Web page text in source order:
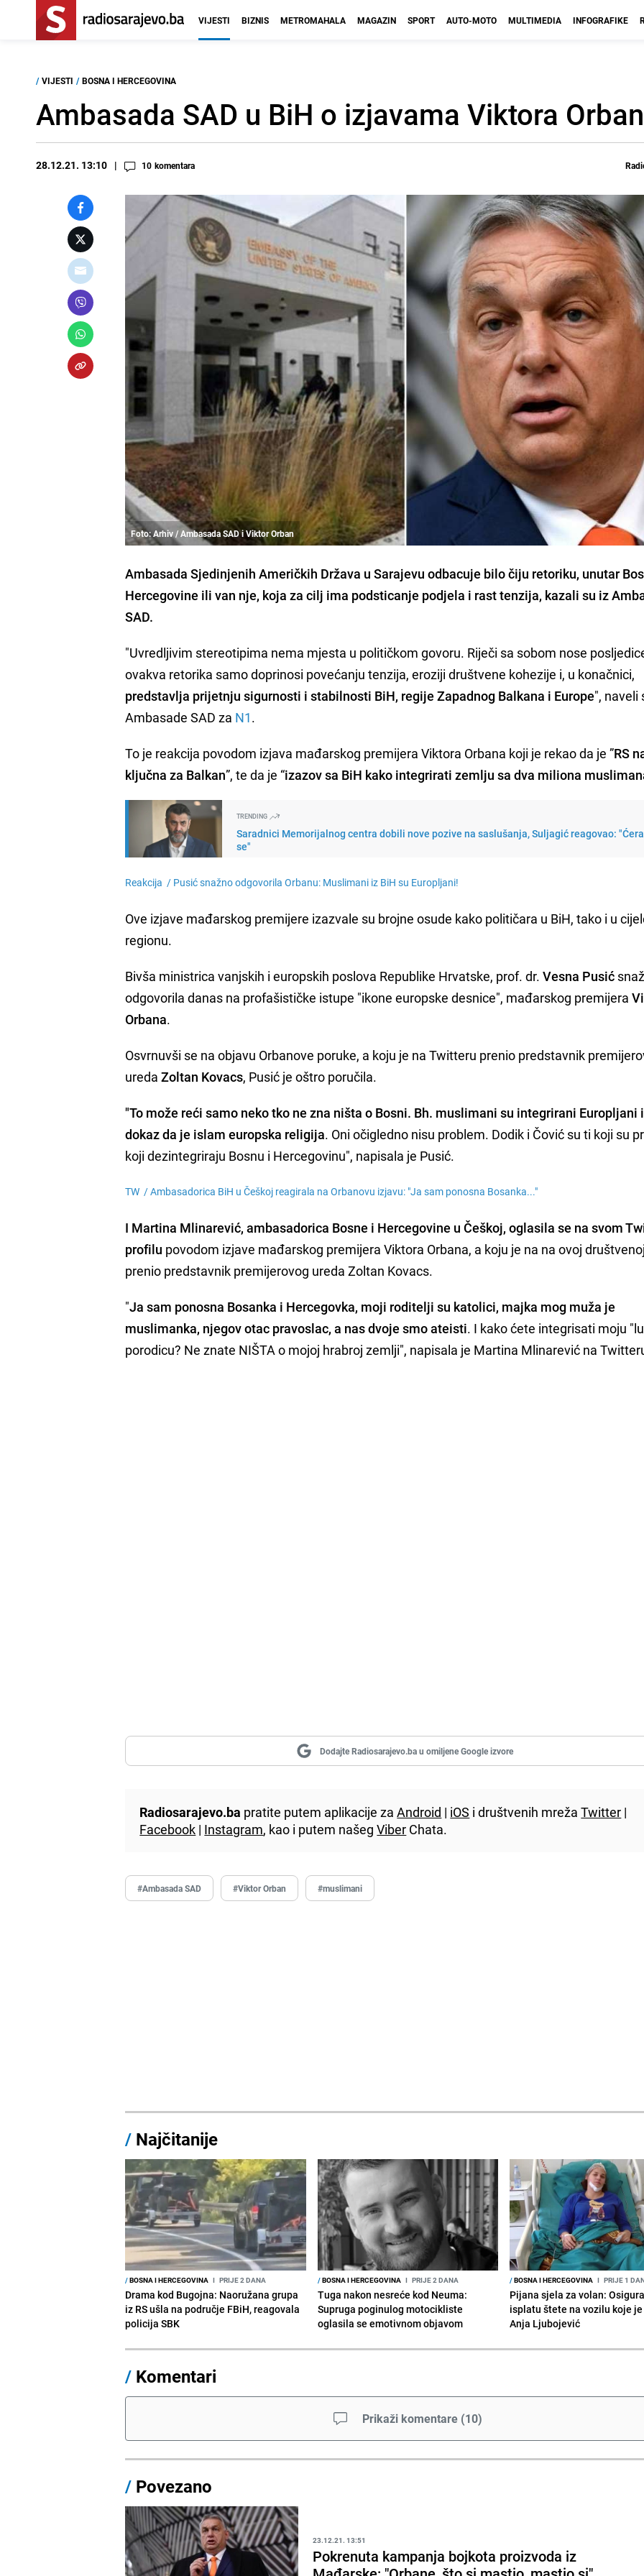
VIJESTI BIZNIS METROMAHALA MAGAZIN SPORT AUTO-MOTO MULTIMEDIA INFOGRAFIKE
/ VIJESTI / BOSNA I HERCEGOVINA
Ambasada SAD u BiH o izjavama Viktora
28.12.21. 13:10 10 komentara
Foto: Arhiv / Ambasada SAD i Viktor Orban
Ambasada Sjedinjenih Američkih Država u Sarajevu odbacuje bilo čiju retoriku, unutar
Hercegovine ili van nje, koja za cilj ima podsticanje podjela i rast tenzija, kazali su iz
SAD.
"Uvredljivim stereotipima nema mjesta u političkom govoru. Riječi sa sobom nose
ovakva retorika samo doprinosi povećanju tenzija, eroziji društvene kohezije i, u konačnici,
predstavlja prijetnju sigurnosti i stabilnosti BiH, regije Zapadnog Balkana i Europe", naveli
Ambasade SAD za N1.
To je reakcija povodom izjava mađarskog premijera Viktora Orbana koji je rekao da je ”RS
ključna za Balkan”, te da je “izazov sa BiH kako integrirati zemlju sa dva miliona
TRENDING
Saradnici Memorijalnog centra dobili nove pozive na saslušanja, Suljagić reagovao:
se"
Reakcija / Pusić snažno odgovorila Orbanu: Muslimani iz BiH su Europljani!
Ove izjave mađarskog premijere izazvale su brojne osude kako političara u BiH, tako i u
regionu.
Bivša ministrica vanjskih i europskih poslova Republike Hrvatske, prof. dr. Vesna Pusić
odgovorila danas na profašističke istupe "ikone europske desnice", mađarskog premijera
Orbana.
Osvrnuvši se na objavu Orbanove poruke, a koju je na Twitteru prenio predstavnik
ureda Zoltan Kovacs, Pusić je oštro poručila.
"To može reći samo neko tko ne zna ništa o Bosni. Bh. muslimani su integrirani Europljani
dokaz da je islam europska religija. Oni očigledno nisu problem. Dodik i Čović su ti koji su
koji dezintegriraju Bosnu i Hercegovinu", napisala je Pusić.
TW /Ambasadorica BiH u Češkoj reagirala na Orbanovu izjavu: "Ja sam ponosna Bosanka..."
I Martina Mlinarević, ambasadorica Bosne i Hercegovine u Češkoj, oglasila se na svom
profilu povodom izjave mađarskog premijera Viktora Orbana, a koju je na na ovoj
prenio predstavnik premijerovog ureda Zoltan Kovacs.
"Ja sam ponosna Bosanka i Hercegovka, moji roditelji su katolici, majka mog muža je
muslimanka, njegov otac pravoslac, a nas dvoje smo ateisti. I kako ćete integrisati moju
porodicu? Ne znate NIŠTA o mojoj hrabroj zemlji", napisala je Martina Mlinarević na
Dodajte Radiosarajevo.ba u omiljene Google izvore
Radiosarajevo.ba pratite putem aplikacije zaAndroid | iOS i društvenih mrežaTwitter |
Facebook | Instagram, kao i putem našegViber Chata.
#Ambasada SAD #Viktor Orban #muslimani
/ Najčitanije
/BOSNA I HERCEGOVINA I PRIJE 2 DANA
Drama kod Bugojna: Naoružana grupa
iz RS ušla na područje FBiH, reagovala
policija SBK
/BOSNA I HERCEGOVINA I PRIJE 2 DANA
Tuga nakon nesreće kod Neuma:
Supruga poginulog motocikliste
oglasila se emotivnom objavom
/BOSNA I HERCEGOVINA I PRIJE 1
Pijana sjela za volan:
isplatu štete na vozilu koje
Anja Ljubojević
/ Komentari
Prikaži komentare (10)
/ Povezano
23.12.21. 13:51
Pokrenuta kampanja bojkota proizvoda iz